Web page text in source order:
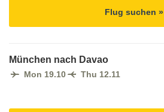
Flug suchen »
München nach Davao
Mon 19.10 Thu 12.11